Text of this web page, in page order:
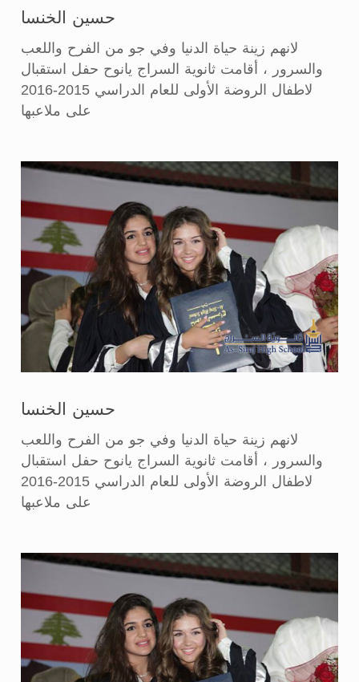
حسين الخنسا
لانهم زينة حياة الدنيا وفي جو من الفرح واللعب
والسرور ، أقامت ثانوية السراج يانوح حفل استقبال
لاطفال الروضة الأولى للعام الدراسي 2015-2016
على ملاعبها
حسين الخنسا
لانهم زينة حياة الدنيا وفي جو من الفرح واللعب
والسرور ، أقامت ثانوية السراج يانوح حفل استقبال
لاطفال الروضة الأولى للعام الدراسي 2015-2016
على ملاعبها